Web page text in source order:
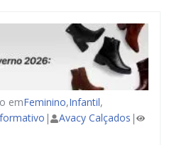
emFeminino,Infantil,
| Avacy Calçados |